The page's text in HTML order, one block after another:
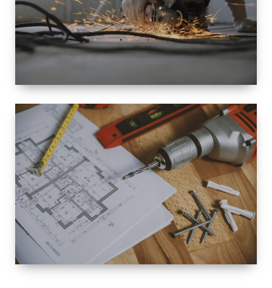
ESPACE
RÉNOVATION
INTÉRIEURE ET
EXTÉRIEURE